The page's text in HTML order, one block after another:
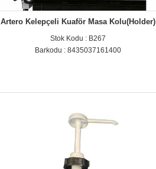
Artero Kelepçeli Kuaför Masa Kolu(Holder)
Stok Kodu : B267
Barkodu : 8435037161400